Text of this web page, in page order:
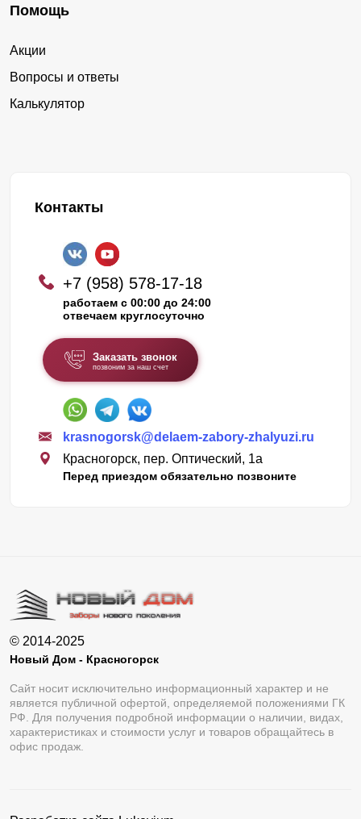
Помощь
Акции
Вопросы и ответы
Калькулятор
Контакты
+7 (958) 578-17-18
работаем с 00:00 до 24:00
отвечаем круглосуточно
Заказать звонок
позвоним за наш счет
krasnogorsk@delaem-zabory-zhalyuzi.ru
Красногорск, пер. Оптический, 1а
Перед приездом обязательно позвоните
© 2014-2025
Новый Дом - Красногорск
Сайт носит исключительно информационный характер и не
является публичной офертой, определяемой положениями ГК
РФ. Для получения подробной информации о наличии, видах,
характеристиках и стоимости услуг и товаров обращайтесь в
офис продаж.